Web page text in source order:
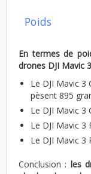
Poids
En termes de
drones DJI Mavic 3
Le DJI Mavic 3
pèsent 895
Le DJI Mavic 3
Le DJI Mavic 3
Le DJI Mavic 3
Conclusion : les